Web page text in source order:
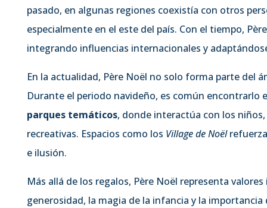
pasado, en algunas regiones coexistía con otros
especialmente en el este del país. Con el tiempo,
integrando influencias internacionales y
En la actualidad, Père Noël no solo forma parte del
Durante el periodo navideño, es común encontrarlo
parques temáticos, donde interactúa con los
recreativas. Espacios como los Village de Noël
e ilusión.
Más allá de los regalos, Père Noël representa
generosidad, la magia de la infancia y la